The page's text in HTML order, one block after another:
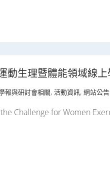
動生理暨體能領域線
報與研討會相關, 活動資訊, 網站公告
Challenge for Women